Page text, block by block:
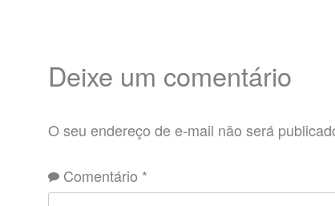
Deixe um comentário
O seu endereço de e-mail não será
Comentário *